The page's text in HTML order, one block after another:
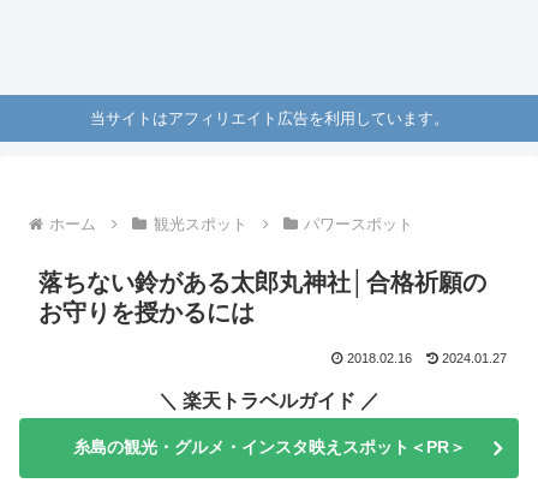
当サイトはアフィリエイト広告を利用しています。
ホーム 観光スポット パワースポット
落ちない鈴がある太郎丸神社│合格祈願の
お守りを授かるには
2018.02.16 2024.01.27
＼ 楽天トラベルガイド ／
糸島の観光・グルメ・インスタ映えスポット＜PR＞